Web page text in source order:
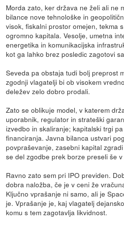
Morda zato, ker država ne želi ali ne
bilance nove tehnološke in
visok, fiskalni prostor omejen, tekma
ogromno kapitala. Vesolje, umetna
energetika in komunikacijska
kot ga lahko brez posledic zagotovi
Seveda pa obstaja tudi bolj preprost
zgodnji vlagatelji bi ob visokem
deležev zelo dobro prodali.
Zato se oblikuje model, v katerem
uporabnik, regulator in strateški
izvedbo in skaliranje; kapitalski trgi
financiranja. Javna bilanca ustvari
povpraševanje, zasebni kapital
se del zgodbe prek borze preseli še
Ravno zato sem pri IPO previden.
dobra naložba, če je v ceni že
Ključno vprašanje ni samo, ali je
je. Vprašanje je, kaj vlagatelj
komu s tem zagotavlja likvidnost.